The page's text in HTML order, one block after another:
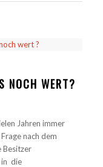
NOCH WERT?
Jahren immer
nach dem
Besitzer
in die